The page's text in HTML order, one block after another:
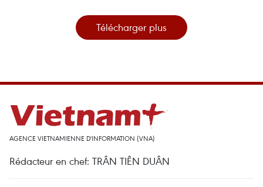
Télécharger plus
AGENCE VIETNAMIENNE D'INFORMATION (VNA)
Rédacteur en chef: TRÂN TIÊN DUÂN